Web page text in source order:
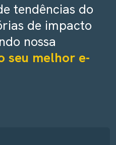
tendências do
de impacto
nossa
seu melhor e-